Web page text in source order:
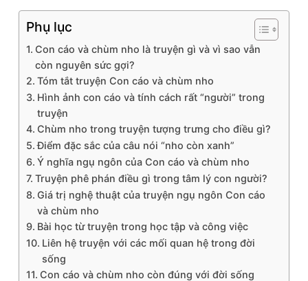
Phụ lục
Con cáo và chùm nho là truyện gì và vì sao vẫn
còn nguyên sức gợi?
Tóm tắt truyện Con cáo và chùm nho
Hình ảnh con cáo và tính cách rất “người” trong
truyện
Chùm nho trong truyện tượng trưng cho điều gì?
Điểm đặc sắc của câu nói “nho còn xanh”
Ý nghĩa ngụ ngôn của Con cáo và chùm nho
Truyện phê phán điều gì trong tâm lý con người?
Giá trị nghệ thuật của truyện ngụ ngôn Con cáo
và chùm nho
Bài học từ truyện trong học tập và công việc
Liên hệ truyện với các mối quan hệ trong đời
sống
Con cáo và chùm nho còn đúng với đời sống